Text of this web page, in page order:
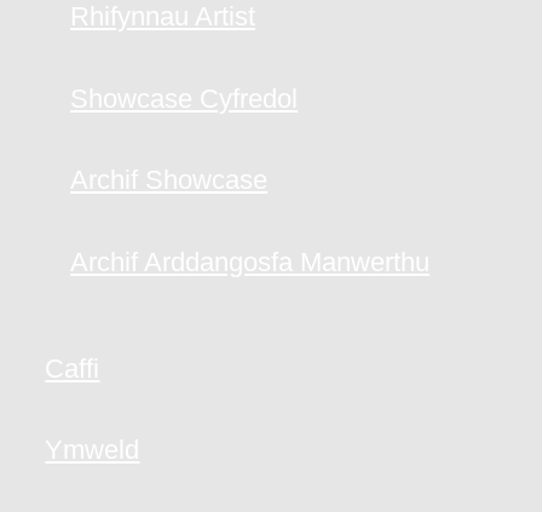
Rhifynnau Artist
Showcase Cyfredol
Archif Showcase
Archif Arddangosfa Manwerthu
Caffi
Ymweld